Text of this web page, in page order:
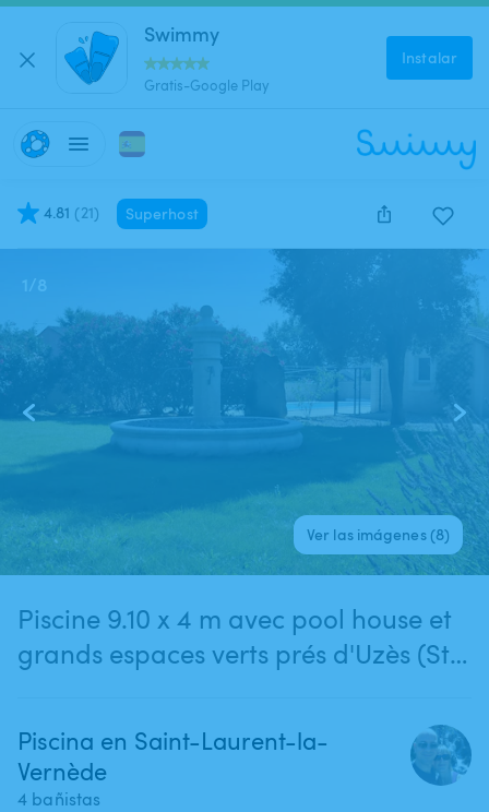
Swimmy
Gratis-Google Play
Instalar
4.81 (21) Superhost
1/8
Ver las imágenes (8)
Piscine 9.10 x 4 m avec pool house et
grands espaces verts prés d'Uzès (St
Piscina en Saint-Laurent-la-
Vernède
4 bañistas